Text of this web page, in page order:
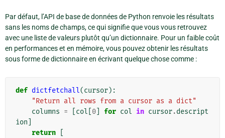
Par défaut, l’API de base de données de Python renvoie les résultats
sans les noms de champs, ce qui signifie que vous vous retrouvez
avec une liste de valeurs plutôt qu’un dictionnaire. Pour un faible coût
en performances et en mémoire, vous pouvez obtenir les résultats
sous forme de dictionnaire en écrivant quelque chose comme :
def dictfetchall(cursor):
"Return all rows from a cursor as a dict"
columns = col 0 for col in cursor.descript
ion
return